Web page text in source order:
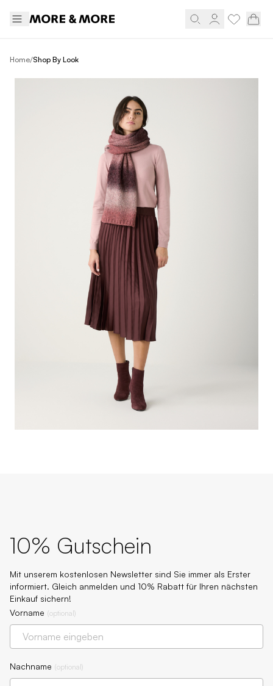
Home/Shop By Look
10% Gutschein
Mit unserem kostenlosen Newsletter sind Sie immer als Erster
informiert. Gleich anmelden und 10% Rabatt für Ihren nächsten
Einkauf sichern!
Vorname (optional)
Nachname (optional)